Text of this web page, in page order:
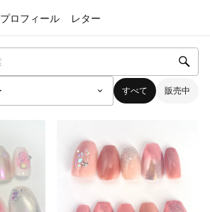
プロフィール レター
すべて 販売中